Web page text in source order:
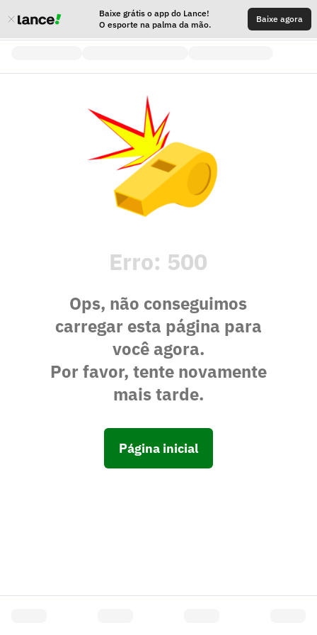
Baixe grátis o app do Lance!
O esporte na palma da mão.
Baixe agora
Erro: 500
Ops, não conseguimos
carregar esta página para
você agora.
Por favor, tente novamente
mais tarde.
Página inicial